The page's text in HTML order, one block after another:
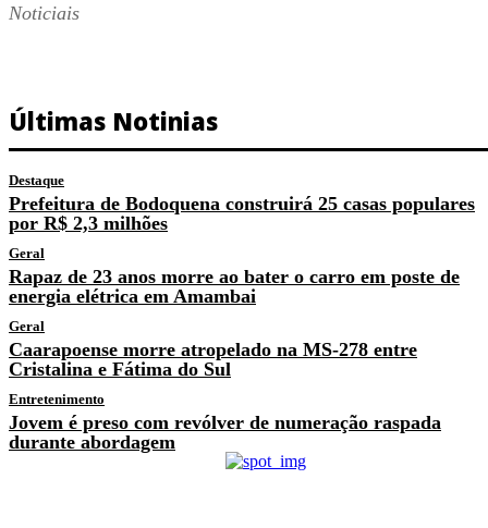
Noticiais
Últimas Notinias
Destaque
Prefeitura de Bodoquena construirá 25 casas populares
por R$ 2,3 milhões
Geral
Rapaz de 23 anos morre ao bater o carro em poste de
energia elétrica em Amambai
Geral
Caarapoense morre atropelado na MS-278 entre
Cristalina e Fátima do Sul
Entretenimento
Jovem é preso com revólver de numeração raspada
durante abordagem